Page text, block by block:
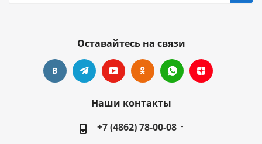
Оставайтесь на связи
Наши контакты
+7 (4862) 78-00-08